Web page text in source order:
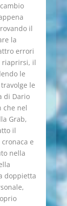
il
la
errori
riaprirsi, il
le
le
di Dario
che nel
Grab,
il
e
nella
doppietta